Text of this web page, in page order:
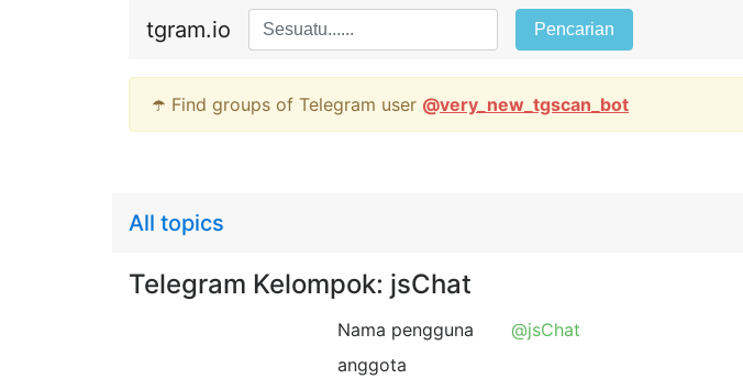
tgram.io Pencarian
☂️ Find groups of Telegram user @very_new_tgscan_bot
All topics
Telegram Kelompok: jsChat
Nama pengguna
@jsChat
anggota